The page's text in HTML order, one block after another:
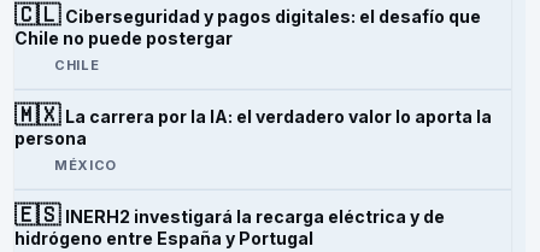
🇨🇱 Ciberseguridad y pagos digitales: el desafío que
Chile no puede postergar
CHILE
🇲🇽 La carrera por la IA: el verdadero valor lo aporta la
persona
MÉXICO
🇪🇸 INERH2 investigará la recarga eléctrica y de
hidrógeno entre España y Portugal